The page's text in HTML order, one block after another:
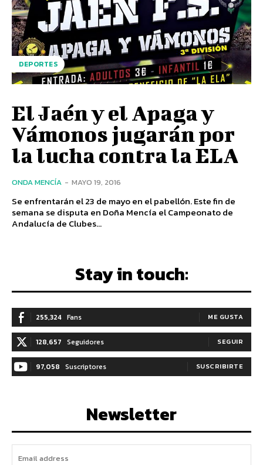
DEPORTES
El Jaén y el Apaga y
Vámonos jugarán por
la lucha contra la ELA
ONDA MENCÍA - MAYO 19, 2016
Se enfrentarán el 23 de mayo en el pabellón. Este fin de
semana se disputa en Doña Mencía el Campeonato de
Andalucía de Clubes...
Stay in touch:
255,324 Fans ME GUSTA
128,657 Seguidores SEGUIR
97,058 Suscriptores SUSCRIBIRTE
Newsletter